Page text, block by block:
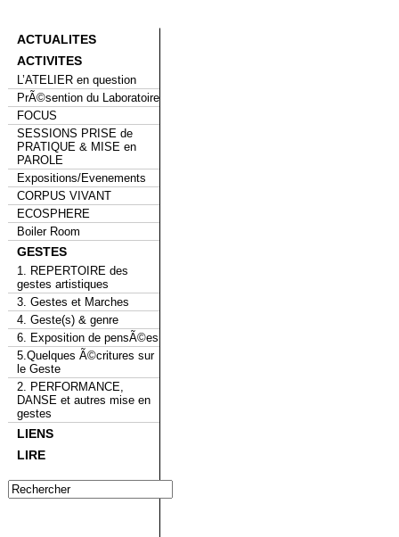
ACTUALITES
ACTIVITES
L’ATELIER en question
PrÃ©sention du Laboratoire
FOCUS
SESSIONS PRISE de
PRATIQUE & MISE en
PAROLE
Expositions/Evenements
CORPUS VIVANT
ECOSPHERE
Boiler Room
GESTES
1. REPERTOIRE des
gestes artistiques
3. Gestes et Marches
4. Geste(s) & genre
6. Exposition de pensÃ©es
5.Quelques Ã©critures sur
le Geste
2. PERFORMANCE,
DANSE et autres mise en
gestes
LIENS
LIRE